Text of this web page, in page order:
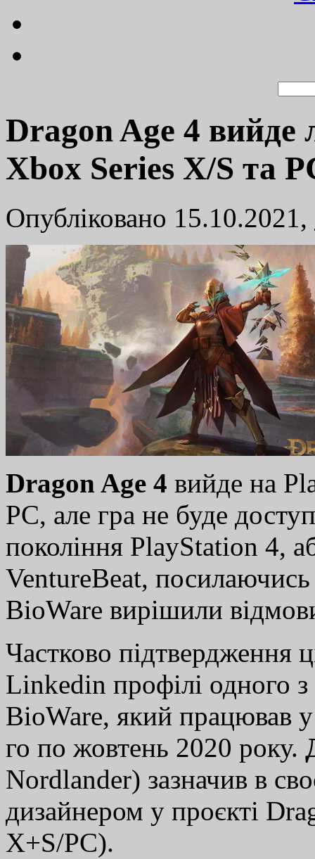
Dragon Age 4
Xbox Series X/S та
Опубліковано 15.10.2021,
Dragon Age 4 вийде на
PC, але гра не буде
покоління PlayStation 4,
VentureBeat, посилаючись
BioWare вирішили
Частково підтвердження
Linkedin профілі одного
BioWare, який працював
го по жовтень 2020 року.
Nordlander) зазначив в
дизайнером у проєкті
X+S/PC).